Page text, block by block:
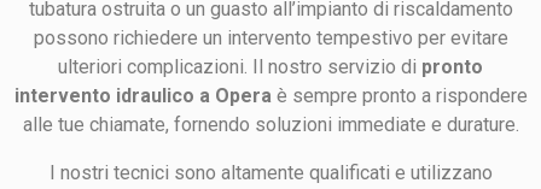
tubatura ostruita o un guasto all’impianto di riscaldamento
possono richiedere un intervento tempestivo per evitare
ulteriori complicazioni. Il nostro servizio di pronto
intervento idraulico a Operaè sempre pronto a rispondere
alle tue chiamate, fornendo soluzioni immediate e durature.
I nostri tecnici sono altamente qualificati e utilizzano